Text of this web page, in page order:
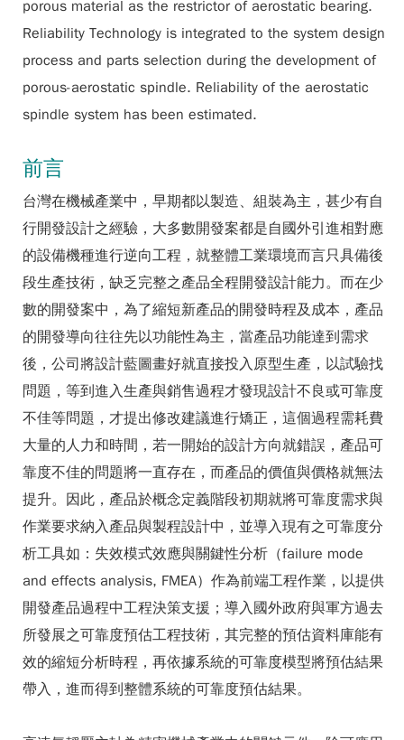
porous material as the restrictor of aerostatic bearing.
Reliability Technology is integrated to the system design
process and parts selection during the development of
porous-aerostatic spindle. Reliability of the aerostatic
spindle system has been estimated.
前言
台灣在機械產業中，早期都以製造、組裝為主，甚少有自
行開發設計之經驗，大多數開發案都是自國外引進相對應
的設備機種進行逆向工程，就整體工業環境而言只具備後
段生產技術，缺乏完整之產品全程開發設計能力。而在少
數的開發案中，為了縮短新產品的開發時程及成本，產品
的開發導向往往先以功能性為主，當產品功能達到需求
後，公司將設計藍圖畫好就直接投入原型生產，以試驗找
問題，等到進入生產與銷售過程才發現設計不良或可靠度
不佳等問題，才提出修改建議進行矯正，這個過程需耗費
大量的人力和時間，若一開始的設計方向就錯誤，產品可
靠度不佳的問題將一直存在，而產品的價值與價格就無法
提升。因此，產品於概念定義階段初期就將可靠度需求與
作業要求納入產品與製程設計中，並導入現有之可靠度分
析工具如：失效模式效應與關鍵性分析（failure mode
and effects analysis, FMEA）作為前端工程作業，以提供
開發產品過程中工程決策支援；導入國外政府與軍方過去
所發展之可靠度預估工程技術，其完整的預估資料庫能有
效的縮短分析時程，再依據系統的可靠度模型將預估結果
帶入，進而得到整體系統的可靠度預估結果。